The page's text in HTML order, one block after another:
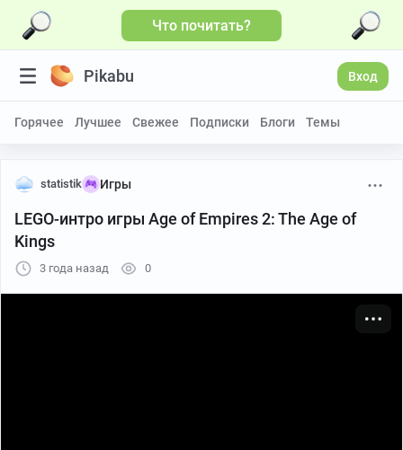
Что почитать?
Pikabu Вход
Горячее Лучшее Свежее Подписки Блоги Темы
statistik Игры
LEGO-интро игры Age of Empires 2: The Age of
Kings
3 года назад 0
Больше видео